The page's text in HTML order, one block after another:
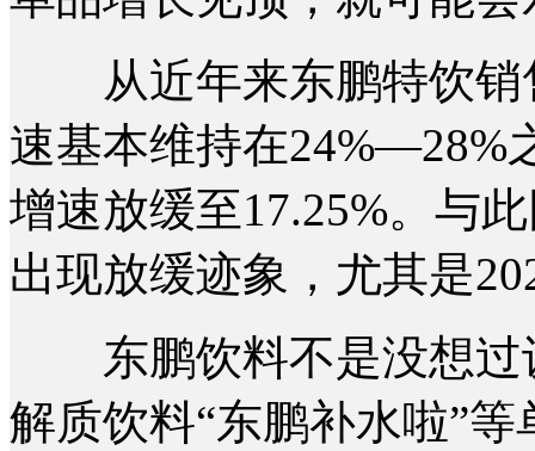
从近年来东鹏特饮销
速基本维持在24%—28%
增速放缓至17.25%。与
出现放缓迹象，尤其是
东鹏饮料不是没想过
解质饮料“东鹏补水啦”